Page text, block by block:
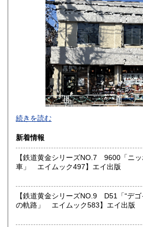
1,800円 徳島
1,800円 愛媛県
1,800円 福岡
1,800円 長崎
1,800円 大分
宮崎県
0円
東京都では「銀装堂」として営業して
基本的には同じ書店となります。
★★ご質問、ご要望はご注文前にお問
★★電話・FAXでの在庫、状態確認及
せん。
すべての方にメールでのお問い合
★★メールでのお問い合わせは、用件
ルと判断して返信いたしません。お名
続きを読む
新着情報
【鉄道黄金シリーズNO.7 9600「ニ
車」 エイムック497】エイ出版
【鉄道黄金シリーズNO.9 D51「“デ
の軌路」 エイムック583】エイ出版